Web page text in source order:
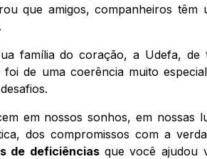
que amigos, companheiros têm
família do coração, a Udefa,
de uma coerência muito
em nossos sonhos, em nossas
dos compromissos com a
de deficiências que você ajudou